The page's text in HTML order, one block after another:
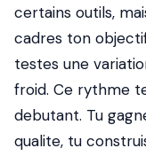
certains outils,
cadres ton
testes une
froid. Ce rythme
debutant. Tu
qualite, tu